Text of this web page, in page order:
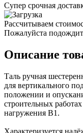
Супер срочная
Рассчитываем
Пожалуйста
Описание
Таль ручная
для вертикального
положении и
строительных
нагружения В1.
Характеризуется